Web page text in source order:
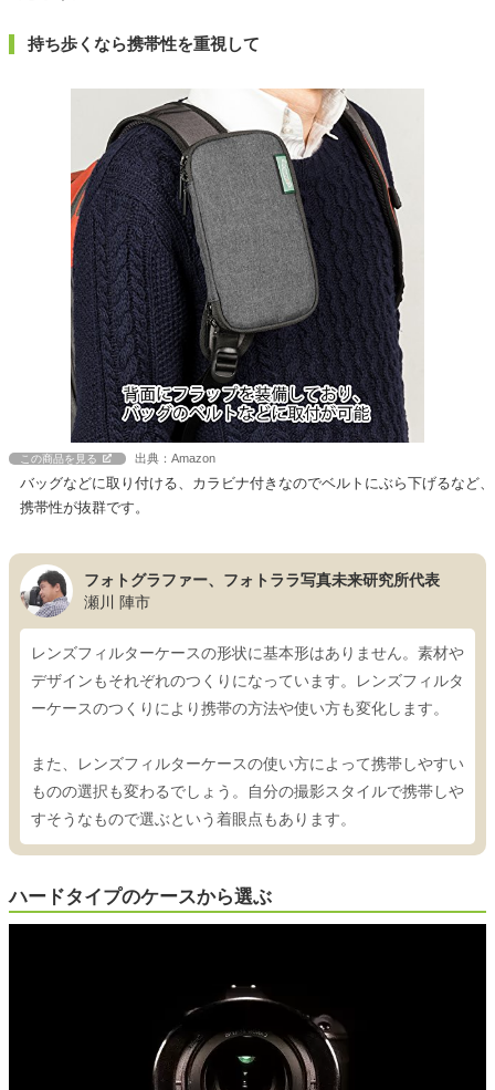
持ち歩くなら携帯性を重視して
この商品を見る 出典：Amazon
バッグなどに取り付ける、カラビナ付きなのでベルトにぶら下げるなど、
携帯性が抜群です。
フォトグラファー、フォトララ写真未来研究所代表
瀬川 陣市
レンズフィルターケースの形状に基本形はありません。素材や
デザインもそれぞれのつくりになっています。レンズフィルタ
ーケースのつくりにより携帯の方法や使い方も変化します。
また、レンズフィルターケースの使い方によって携帯しやすい
ものの選択も変わるでしょう。自分の撮影スタイルで携帯しや
すそうなもので選ぶという着眼点もあります。
ハードタイプのケースから選ぶ